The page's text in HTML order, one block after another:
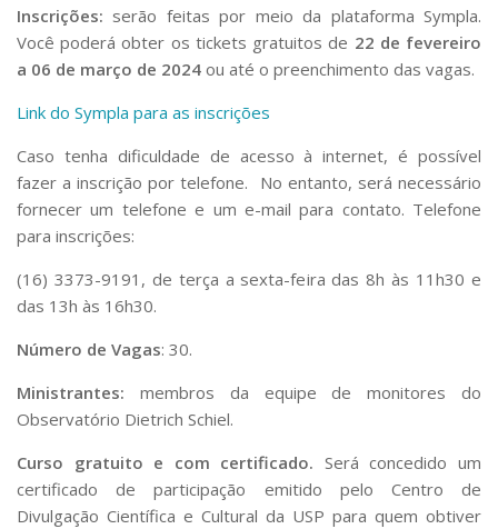
Inscrições: serão feitas por meio da plataforma Sympla.
Você poderá obter os tickets gratuitos de 22 de fevereiro
a 06 de março de 2024 ou até o preenchimento das vagas.
Link do Sympla para as inscrições
Caso tenha dificuldade de acesso à internet, é possível
fazer a inscrição por telefone. No entanto, será necessário
fornecer um telefone e um e-mail para contato. Telefone
para inscrições:
(16) 3373-9191, de terça a sexta-feira das 8h às 11h30 e
das 13h às 16h30.
Número de Vagas: 30.
Ministrantes: membros da equipe de monitores do
Observatório Dietrich Schiel.
Curso gratuito e com certificado. Será concedido um
certificado de participação emitido pelo Centro de
Divulgação Científica e Cultural da USP para quem obtiver